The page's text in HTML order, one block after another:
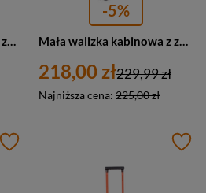
Mała walizka kabinowa z zamkiem TSA różowa 4 kółka ABS - Peterson WA06-W-S
-5%
Mała walizka kabinowa z zamkiem TSA fioletowa 4 kółka ABS - Peterson WA06-W-S
218,00 zł
Najniższa cena: 225,00 zł
229,99 zł